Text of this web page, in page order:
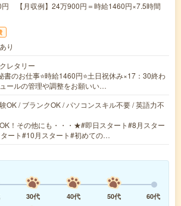
円 【月収例】24万900円＝時給1460円×7.5時間
り
レタリー
書のお仕事⭐時給1460円⭐土日祝休み×17：30終わ
ールの管理や調整をお願いい…
OK / ブランクOK / パソコンスキル不要 / 英語力不
！その他にも・・・★#即日スタート#8月スター
タート#10月スタート#初めての…
30代 40代 50代
60代